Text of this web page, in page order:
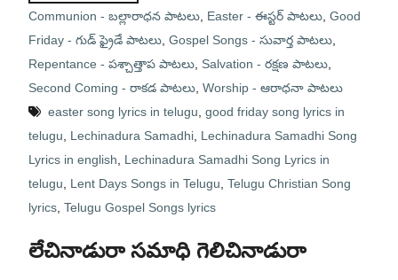
Communion - బల్లారాధన పాటలు, Easter - ఈస్టర్ పాటలు, Good
Friday - గుడ్ ఫ్రైడే పాటలు, Gospel Songs - సువార్త పాటలు,
Repentance - పశ్చాత్తాప పాటలు, Salvation - రక్షణ పాటలు,
Second Coming - రాకడ పాటలు, Worship - ఆరాధనా పాటలు
easter song lyrics in telugu good friday song lyrics in
telugu
Lechinadura Samadhi, Lechinadura Samadhi Song
Lyrics in english
Lechinadura Samadhi Song Lyrics in
telugu
Lent Days Songs in Telugu Telugu Christian Song
lyrics, Telugu Gospel Songs lyrics
లేచినాడురా సమాధి గెలిచినాడురా